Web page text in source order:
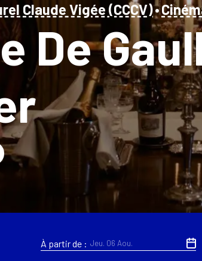
Claude Vigée (CCCV)•
De
À partir de :